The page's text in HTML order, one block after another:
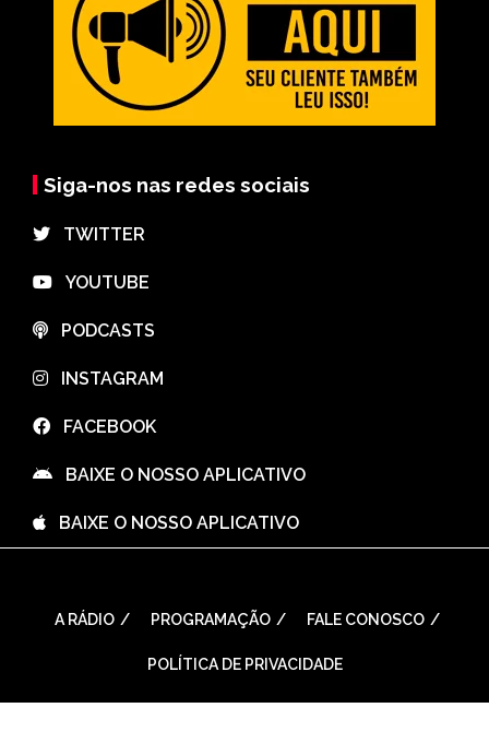
Siga-nos nas redes sociais
⠀TWITTER
⠀YOUTUBE
⠀PODCASTS
⠀INSTAGRAM
⠀FACEBOOK
⠀BAIXE O NOSSO APLICATIVO
⠀BAIXE O NOSSO APLICATIVO
A RÁDIO PROGRAMAÇÃO FALE CONOSCO
POLÍTICA DE PRIVACIDADE